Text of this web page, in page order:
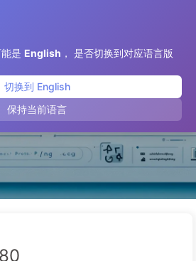
是 English ， 是否切换到对应语言版
切换到 English
保持当前语言
8月 2025